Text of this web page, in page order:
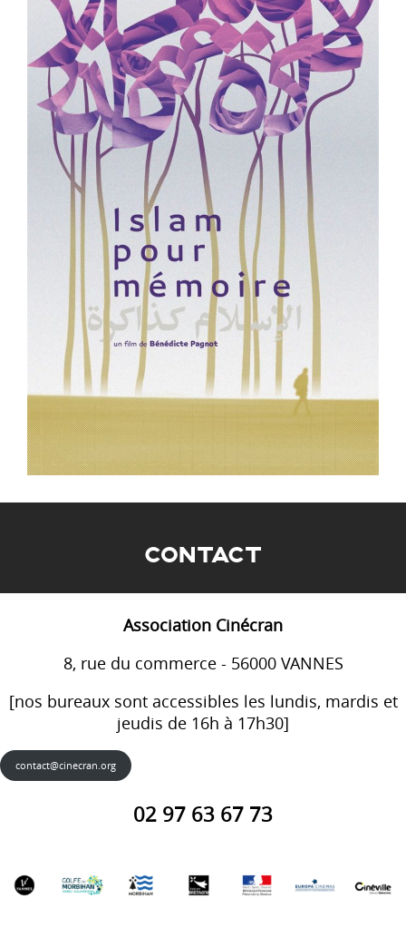
CONTACT
Association Cinécran
8, rue du commerce - 56000 VANNES
[nos bureaux sont accessibles les lundis, mardis et
jeudis de 16h à 17h30]
contact@cinecran.org
02 97 63 67 73